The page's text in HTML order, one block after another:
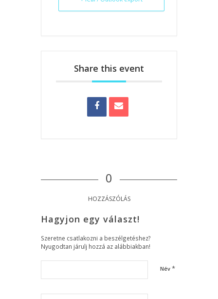
Share this event
0
HOZZÁSZÓLÁS
Hagyjon egy választ!
Szeretne csatlakozni a beszélgetéshez?
Nyugodtan járulj hozzá az alábbiakban!
Név *